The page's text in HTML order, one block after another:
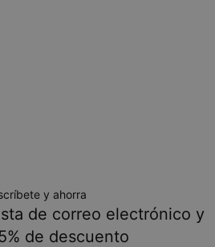
y ahorra
de correo electrónico y
de descuento